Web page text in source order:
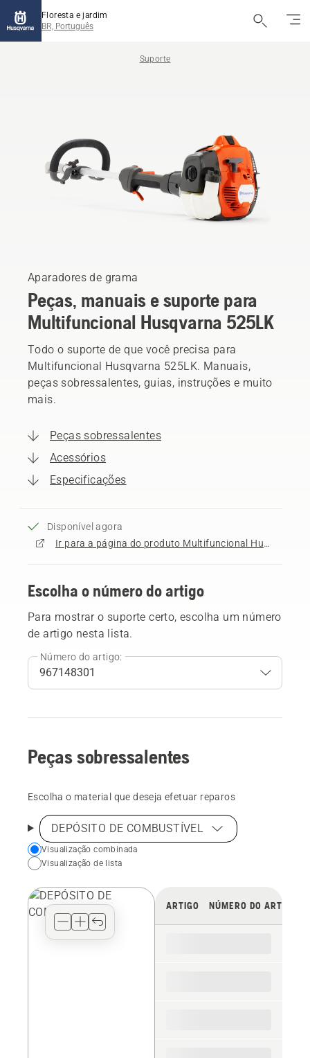
Floresta e jardim
BR, Português
Suporte
Aparadores de grama
Peças, manuais e suporte para
Multifuncional Husqvarna 525LK
Todo o suporte de que você precisa para
Multifuncional Husqvarna 525LK. Manuais,
peças sobressalentes, guias, instruções e muito
mais.
Peças sobressalentes
Acessórios
Especificações
Disponível agora
Ir para a página do produto Multifuncional Husqvarna 525LK
Escolha o número do artigo
Para mostrar o suporte certo, escolha um número
de artigo nesta lista.
Número do artigo:
Peças sobressalentes
Escolha o material que deseja efetuar reparos
DEPÓSITO DE COMBUSTÍVEL
Choose
your
view
type
Visualização combinada
Visualização de lista
ARTIGO NÚMERO DO ARTIGO